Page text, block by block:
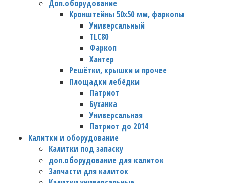
Доп.оборудование
Кронштейны 50х50 мм, фаркопы
Универсальный
TLC80
Фаркоп
Хантер
Решётки, крышки и прочее
Площадки лебёдки
Патриот
Буханка
Универсальная
Патриот до 2014
Калитки и оборудование
Калитки под запаску
доп.оборудование для калиток
Запчасти для калиток